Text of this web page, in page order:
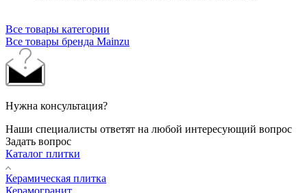
Все товары категории
Все товары бренда Mainzu
Нужна консультация?
Наши специалисты ответят на любой интересующий вопрос
Задать вопрос
Каталог плитки
Керамическая плитка
Керамогранит